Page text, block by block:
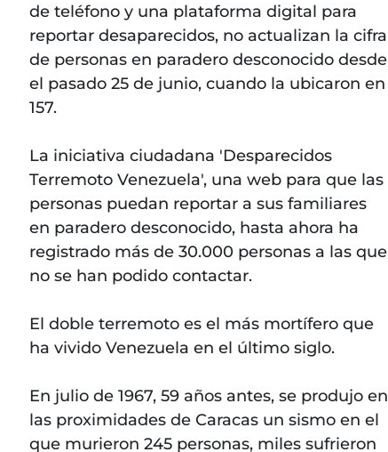
de teléfono y una plataforma digital para
reportar desaparecidos, no actualizan la cifra
de personas en paradero desconocido desde
el pasado 25 de junio, cuando la ubicaron en
157.
La iniciativa ciudadana 'Desparecidos
Terremoto Venezuela', una web para que las
personas puedan reportar a sus familiares
en paradero desconocido, hasta ahora ha
registrado más de 30.000 personas a las que
no se han podido contactar.
El doble terremoto es el más mortífero que
ha vivido Venezuela en el último siglo.
En julio de 1967, 59 años antes, se produjo en
las proximidades de Caracas un sismo en el
que murieron 245 personas, miles sufrieron